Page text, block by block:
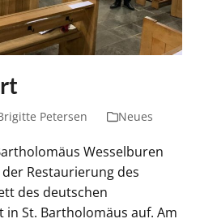
Petersen Neues
Wesselburen
Restaurierung des
des deutschen
St. Bartholomäus auf. Am